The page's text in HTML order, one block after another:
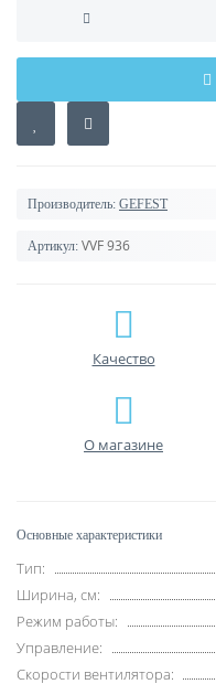
Производитель: GEFEST
Артикул: VVF 936
Качество
О магазине
Основные характеристики
Тип:
Ширина, см:
Режим работы:
Управление:
Скорости вентилятора: